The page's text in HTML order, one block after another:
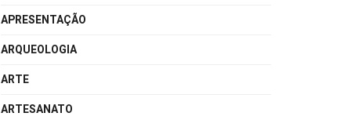
APRESENTAÇÃO
ARQUEOLOGIA
ARTE
ARTESANATO